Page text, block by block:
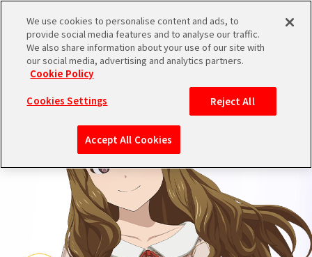
IDOL&CHARACTER
We use cookies to personalise content and ads, to
provide social media features and to analyse our traffic.
We also share information about your use of our site with
our social media, advertising and analytics partners.
Cookie Policy
Cookies Settings Reject All
Accept All Cookies